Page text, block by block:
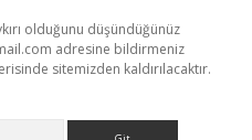
olduğunu düşündüğünüz
adresine bildirmeniz
sitemizden kaldırılacaktır.